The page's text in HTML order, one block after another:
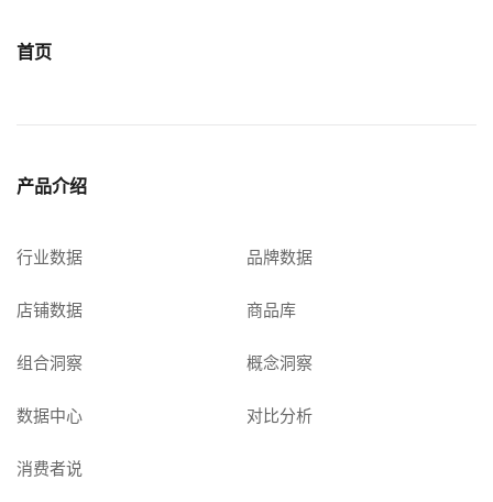
首页
产品介绍
行业数据 品牌数据
店铺数据 商品库
组合洞察 概念洞察
数据中心 对比分析
消费者说